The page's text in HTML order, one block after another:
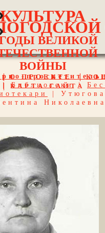
КУЛЬТУРА
ВЕЛИКОЙ
ВОЙНЫ
О ПРОЕКТЕ
КАРТА САЙТА
|Библиотеки|
|
Николаевна